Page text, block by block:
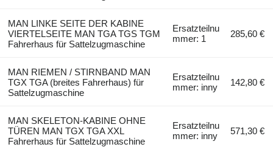
MAN LINKE SEITE DER KABINE
VIERTELSEITE MAN TGA TGS TGM
Fahrerhaus für Sattelzugmaschine
Ersatzteilnu
mmer: 1
285,60 €
MAN RIEMEN / STIRNBAND MAN
TGX TGA (breites Fahrerhaus) für
Sattelzugmaschine
Ersatzteilnu
mmer: inny
142,80 €
MAN SKELETON-KABINE OHNE
TÜREN MAN TGX TGA XXL
Fahrerhaus für Sattelzugmaschine
Ersatzteilnu
mmer: inny
571,30 €